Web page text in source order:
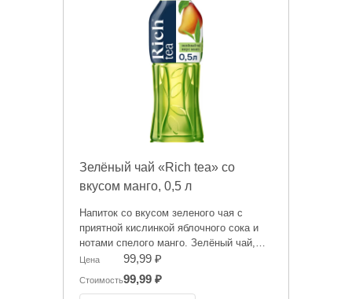
Зелёный чай «Rich tea» со
вкусом манго, 0,5 л
Напиток со вкусом зеленого чая с
приятной кислинкой яблочного сока и
нотами спелого манго. Зелёный чай,
поданный в охлажденном виде,
отлично утоляет жажду, заряжает
положительными эмоциями и дарит
Цена 99,99 ₽
Стоимость99,99 ₽